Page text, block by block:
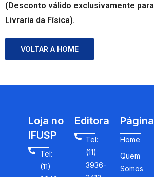
(Desconto válido exclusivamente
Livraria da Física).
VOLTAR A HOME
Loja no
IFUSP
Tel:
(11)
Editora
Tel:
(11)
3936-
Página
Home
Quem
Somos